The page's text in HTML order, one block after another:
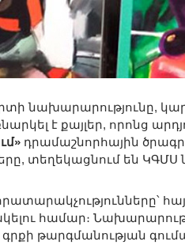
նախարարությունը,
է քայլեր, որոնց
դրամաշնորհային
տեղեկացնում են ԿԳՄՍ
համար։
թարգմանության